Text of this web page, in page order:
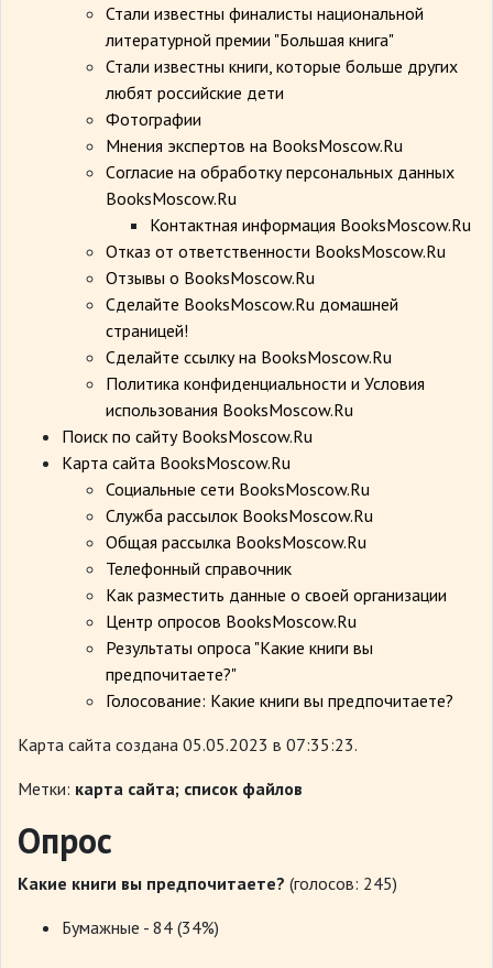
Стали известны финалисты национальной
литературной премии "Большая книга"
Стали известны книги, которые больше других
любят российские дети
Фотографии
Мнения экспертов на BooksMoscow.Ru
Cогласие на обработку персональных данных
BooksMoscow.Ru
Контактная информация BooksMoscow.Ru
Отказ от ответственности BooksMoscow.Ru
Отзывы о BooksMoscow.Ru
Сделайте BooksMoscow.Ru домашней
страницей!
Сделайте ссылку на BooksMoscow.Ru
Политика конфиденциальности и Условия
использования BooksMoscow.Ru
Поиск по сайту BooksMoscow.Ru
Карта сайта BooksMoscow.Ru
Социальные сети BooksMoscow.Ru
Служба рассылок BooksMoscow.Ru
Общая рассылка BooksMoscow.Ru
Телефонный справочник
Как разместить данные о своей организации
Центр опросов BooksMoscow.Ru
Результаты опроса "Какие книги вы
предпочитаете?"
Голосование: Какие книги вы предпочитаете?
Карта сайта создана 05.05.2023 в 07:35:23.
Метки: карта сайта; список файлов
Опрос
Какие книги вы предпочитаете? (голосов: 245)
Бумажные - 84 (34%)